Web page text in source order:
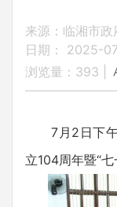
来源：临湘市政
日期： 2025-
浏览量： 393
7月2日下午
立104周年暨“七